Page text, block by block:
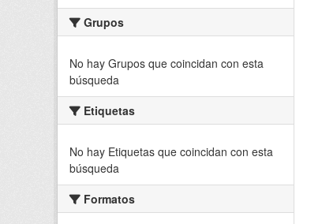
Grupos
No hay Grupos que coincidan con esta
búsqueda
Etiquetas
No hay Etiquetas que coincidan con esta
búsqueda
Formatos